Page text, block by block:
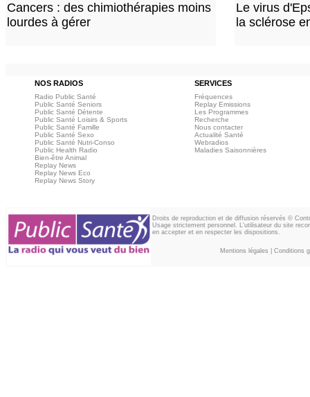
Cancers : des chimiothérapies moins
lourdes à gérer
Le virus
la sclérose
NOS RADIOS SERVICES
Radio Public Santé
Public Santé Seniors
Public Santé Détente
Public Santé Loisirs & Sports
Public Santé Famille
Public Santé Sexo
Public Santé Nutri-Conso
Public Health Radio
Bien-être Animal
Replay News
Replay News Eco
Replay News Story
Fréquences
Replay Emissions
Les Programmes
Recherche
Nous contacter
Actualité Santé
Webradios
Maladies Saisonnières
Droits de reproduction et de diffusion réservés ©
Usage strictement personnel. L'utilisateur du site
en accepter et en respecter les dispositions.
Mentions légales Conditions